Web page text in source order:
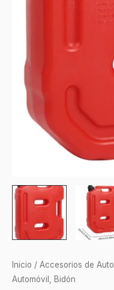
Inicio / Accesorios de Auto
Automóvil, Bidón